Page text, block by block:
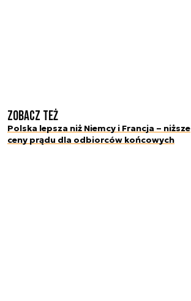
Zobacz też
Polska lepsza niż Niemcy i Francja – niższe
ceny prądu dla odbiorców końcowych